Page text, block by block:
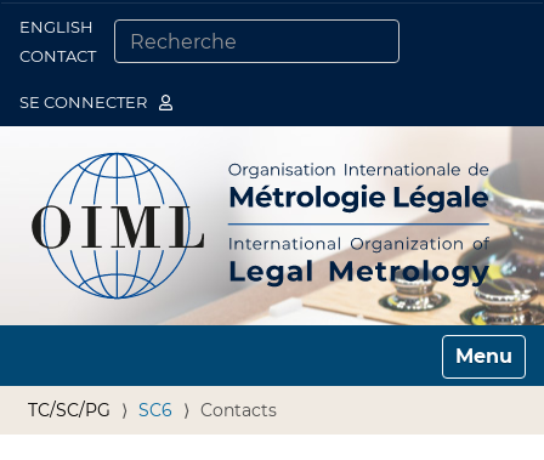
ENGLISH
CONTACT
SE CONNECTER
Toggle
TC/SC/PG SC6 Contacts